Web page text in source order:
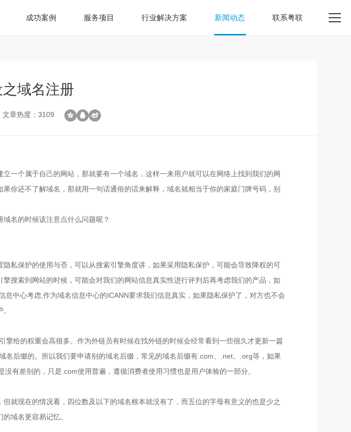
成功案例 服务项目 行业解决方案 新闻动态 联系粤联
域名注册
文章热度：3109
一个属于自己的网站，那就要有一个域名，这样一来用户就可以在网络上找到我们的网
你还不了解域名，那就用一句话通俗的话来解释，域名就相当于你的家庭门牌号码，别
名的时候该注意点什么问题呢？
私保护的使用与否，可以从搜索引擎角度讲，如果采用隐私保护，可能会导致降权的可
搜索到网站的时候，可能会对我们的网站信息真实性进行评判后再考虑我们的产品，如
中心考虑,作为域名信息中心的ICANN要求我们信息真实，如果隐私保护了，对方也不会
给的权重会高很多。作为外链员有时候在找外链的时候会经常看到一些很久才更新一篇
后缀的。所以我们要申请别的域名后缀，常见的域名后缀有.com、.net、.org等，如果
有差别的，只是.com使用普遍，遵循消费者使用习惯也是用户体验的一部分。
就现在的情况看，四位数及以下的域名根本就没有了，而五位的字母有意义的也是少之
域名更容易记忆。